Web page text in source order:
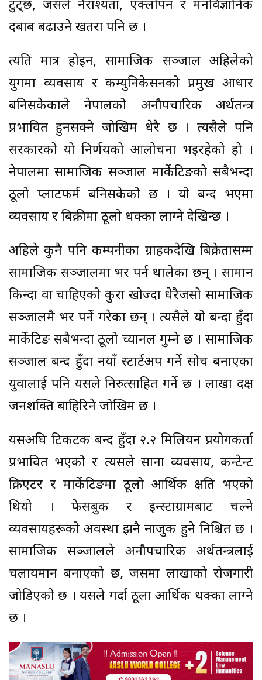
टुट्छ, जसले नैराश्यता, एक्लोपन र मनोवैज्ञानिक
दबाब बढाउने खतरा पनि छ ।
त्यति मात्र होइन, सामाजिक सञ्जाल अहिलेको
युगमा व्यवसाय र कम्युनिकेसनको प्रमुख आधार
बनिसकेकाले नेपालको अनौपचारिक अर्थतन्त्र
प्रभावित हुनसक्ने जोखिम धेरै छ । त्यसैले पनि
सरकारको यो निर्णयको आलोचना भइरहेको हो ।
नेपालमा सामाजिक सञ्जाल मार्केटिङको सबैभन्दा
ठूलो प्लाटफर्म बनिसकेको छ । यो बन्द भएमा
व्यवसाय र बिक्रीमा ठूलो धक्का लाग्ने देखिन्छ ।
अहिले कुनै पनि कम्पनीका ग्राहकदेखि बिक्रेतासम्म
सामाजिक सञ्जालमा भर पर्न थालेका छन् । सामान
किन्दा वा चाहिएको कुरा खोज्दा धेरैजसो सामाजिक
सञ्जालमै भर पर्ने गरेका छन् । त्यसैले यो बन्दा हुँदा
मार्केटिङ सबैभन्दा ठूलो च्यानल गुम्ने छ । सामाजिक
सञ्जाल बन्द हुँदा नयाँ स्टार्टअप गर्ने सोच बनाएका
युवालाई पनि यसले निरुत्साहित गर्ने छ । लाखौं दक्ष
जनशक्ति बाहिरिने जोखिम छ ।
यसअघि टिकटक बन्द हुँदा २.२ मिलियन प्रयोगकर्ता
प्रभावित भएको र त्यसले साना व्यवसाय, कन्टेन्ट
क्रिएटर र मार्केटिङमा ठूलो आर्थिक क्षति भएको
थियो । फेसबुक र इन्स्टाग्रामबाट चल्ने
व्यवसायहरूको अवस्था झनै नाजुक हुने निश्चित छ ।
सामाजिक सञ्जालले अनौपचारिक अर्थतन्त्रलाई
चलायमान बनाएको छ, जसमा लाखौंको रोजगारी
जोडिएको छ । यसले गर्दा ठूला आर्थिक धक्का लाग्ने
छ ।